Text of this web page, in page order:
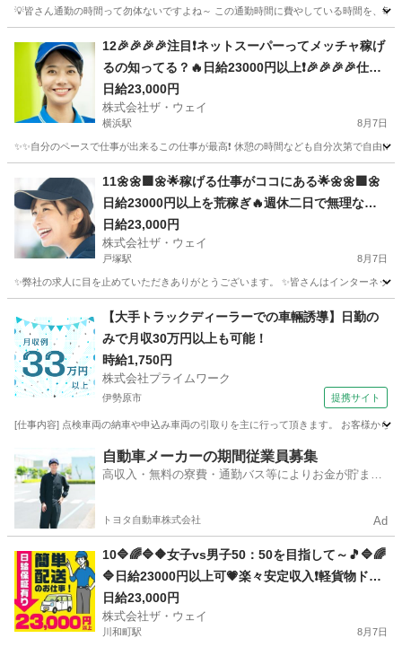
💡皆さん通勤の時間って勿体ないですよね～ この通勤時間に費やしている時間を、
十日市場駅 配送 ネットスーパー
12🎉🎉🎉🎉注目❗️ネットスーパーってメッチャ稼げ
るの知ってる？🔥日給23000円以上❗️🎉🎉🎉🎉仕事
は楽チンで女子いっぱい✨安定収入😄完全週休2日
制だよ💗
日給23,000円
株式会社ザ・ウェイ
横浜駅 8月7日
✨✨自分のペースで仕事が出来るこの仕事が最高❗️ 休憩の時間なども自分次第で自由
横浜駅 ドライバー ネットスーパー
11🌼🌼🟩🌼🌟稼げる仕事がココにある🌟🌼🌼🟩🌼
日給23000円以上を荒稼ぎ🔥週休二日で無理なく
安定的に👍👍👍
日給23,000円
株式会社ザ・ウェイ
戸塚駅 8月7日
✨弊社の求人に目を止めていただきありがとうございます。 ✨皆さんはインターネッ
戸塚駅 配送 ネットスーパー
【大手トラックディーラーでの車輛誘導】日勤の
みで月収30万円以上も可能！
時給1,750円
株式会社プライムワーク
伊勢原市 提携サイト
[仕事内容] 点検車両の納車や申込み車両の引取りを主に行って頂きます。 お客様から
伊勢原市 ドライバー
自動車メーカーの期間従業員募集
高収入・無料の寮費・通勤バス等によりお金が貯まり
トヨタ自動車株式会社 Ad
10🔷🌈🔷🔶女子vs男子50：50を目指して～🎵🔷🌈
🔷日給23000円以上可💗楽々安定収入❗️軽貨物ドラ
イバー❗️完全週休2日制だよ💛
日給23,000円
株式会社ザ・ウェイ
川和町駅 8月7日